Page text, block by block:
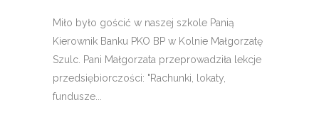
Miło było gościć w naszej szkole Panią
Kierownik Banku PKO BP w Kolnie Małgorzatę
Szulc. Pani Małgorzata przeprowadziła lekcje
przedsiębiorczości: "Rachunki, lokaty,
fundusze...